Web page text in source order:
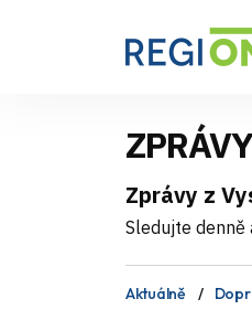
Zprávy z
Sledujte denně
Aktuálně